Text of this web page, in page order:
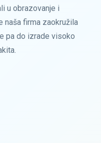
u obrazovanje i
naša firma zaokružila
pa do izrade visoko